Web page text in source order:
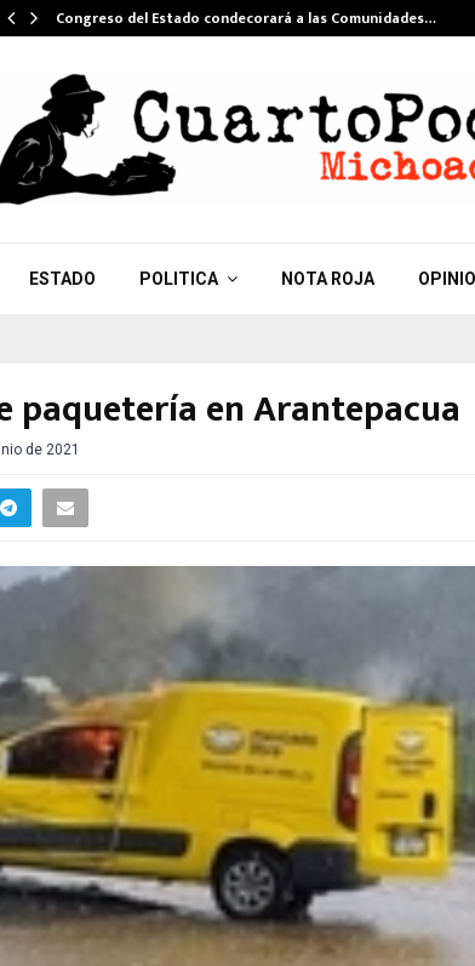
Congreso del Estado condecorará a las Comunidades…
ESTADO POLITICA NOTA ROJA
paquetería en Arantepacua
de 2021